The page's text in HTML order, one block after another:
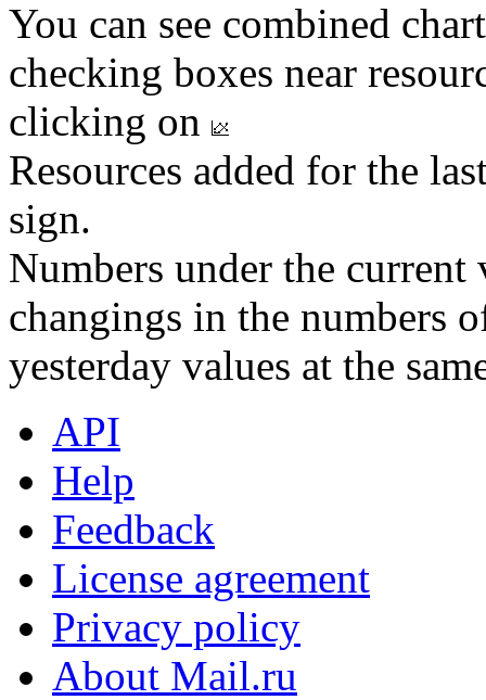
You can see combined
checking boxes near
clicking on
Resources added for the
sign.
Numbers under the
changings in the numbers
yesterday values at the
API
Help
Feedback
License agreement
Privacy policy
About Mail.ru